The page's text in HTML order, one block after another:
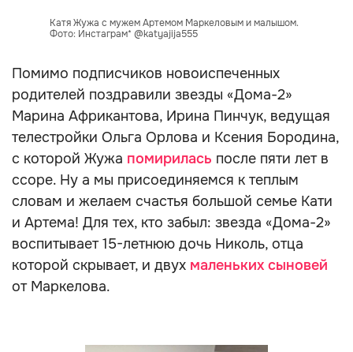
Катя Жужа с мужем Артемом Маркеловым и малышом.
Фото: Инстаграм* @katyajija555
Помимо подписчиков новоиспеченных
родителей поздравили звезды «Дома-2»
Марина Африкантова, Ирина Пинчук, ведущая
телестройки Ольга Орлова и Ксения Бородина,
с которой Жужа помирилась после пяти лет в
ссоре. Ну а мы присоединяемся к теплым
словам и желаем счастья большой семье Кати
и Артема! Для тех, кто забыл: звезда «Дома-2»
воспитывает 15-летнюю дочь Николь, отца
которой скрывает, и двух маленьких сыновей
от Маркелова.